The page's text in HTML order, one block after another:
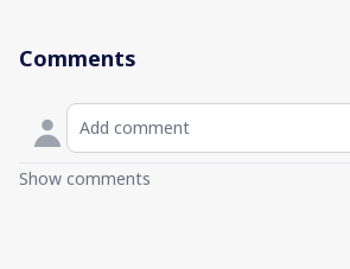
Comments
Show comments